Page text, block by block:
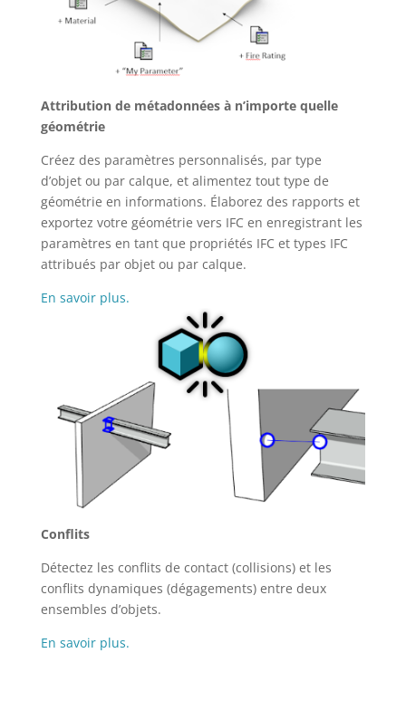
Attribution de métadonnées à n’importe quelle
géométrie
Créez des paramètres personnalisés, par type
d’objet ou par calque, et alimentez tout type de
géométrie en informations. Élaborez des rapports et
exportez votre géométrie vers IFC en enregistrant les
paramètres en tant que propriétés IFC et types IFC
attribués par objet ou par calque.
En savoir plus.
Conflits
Détectez les conflits de contact (collisions) et les
conflits dynamiques (dégagements) entre deux
ensembles d’objets.
En savoir plus.